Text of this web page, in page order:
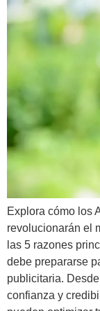
Explora cómo los
revolucionarán el
las 5 razones
debe prepararse
publicitaria.
confianza y